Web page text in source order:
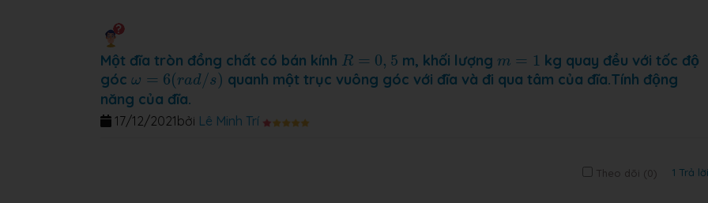
Một đĩa tròn đồng chất có bán kính R = 0, 5
R=0 5 m, khối lượng m = 1
m =1
kg quay đều với tốc độ
góc ω = 6(rad /s)
ω (ra d / s )
quanh một trục vuông góc với đĩa và đi qua tâm của đĩa.Tính động
năng của đĩa.
bởi Lê Minh Trí
17/12/2021
Theo dõi (0) 1 Trả lời